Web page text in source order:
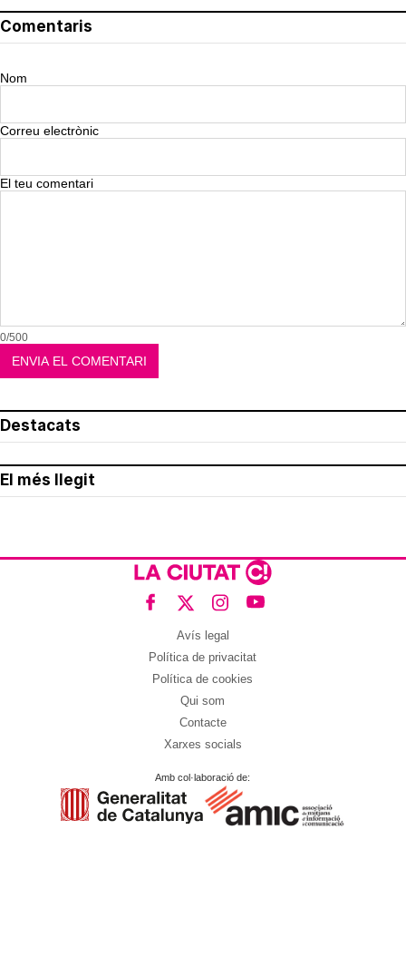
Comentaris
Nom
Correu electrònic
El teu comentari
0/500
Destacats
El més llegit
Avís legal
Política de privacitat
Política de cookies
Qui som
Contacte
Xarxes socials
Amb col·laboració de: